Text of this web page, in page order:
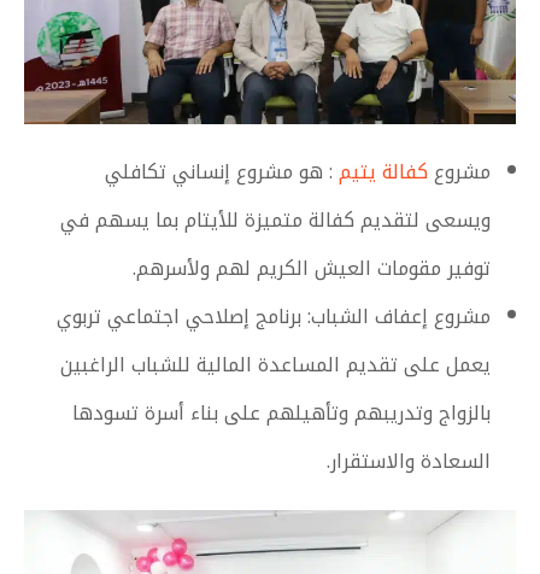
مشروعكفالة يتيم: هو مشروع إنساني تكافلي
ويسعى لتقديم كفالة متميزة للأيتام بما يسهم في
توفير مقومات العيش الكريم لهم ولأسرهم.
مشروع إعفاف الشباب: برنامج إصلاحي اجتماعي تربوي
يعمل على تقديم المساعدة المالية للشباب الراغبين
بالزواج وتدريبهم وتأهيلهم على بناء أسرة تسودها
السعادة والاستقرار.